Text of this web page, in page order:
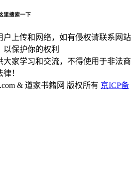
里搜索一下
户上传和网络，如有侵权请联系网站
保护你的权利
家学习和交流，不得使用于非法商
！
& 道家书籍网 版权所有 京ICP备